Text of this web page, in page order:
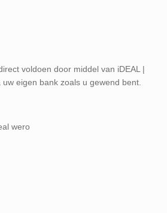
voldoen door middel van iDEAL |
eigen bank zoals u gewend bent.